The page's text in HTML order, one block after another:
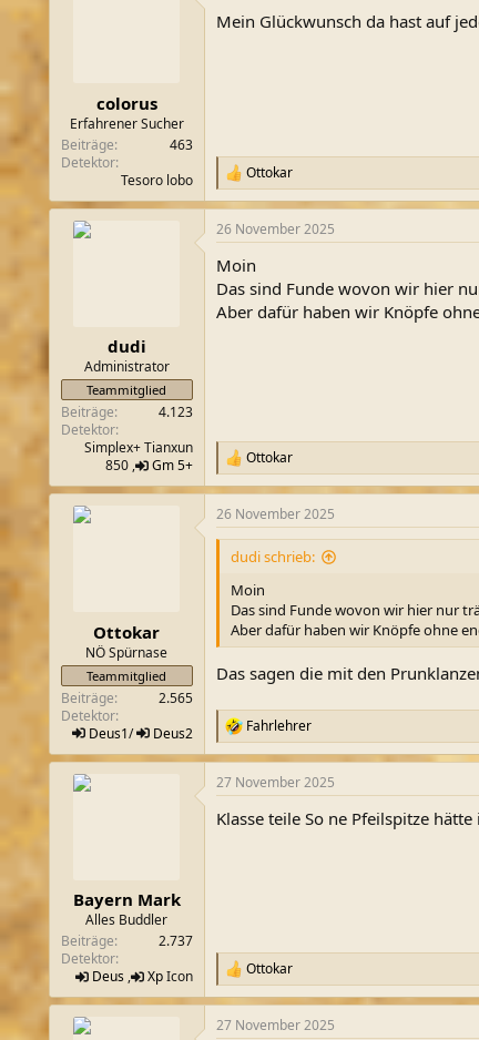
i
colorus
Erfahrener Sucher
Beiträge
463
Detektor
Tesoro lobo
Mein Glückwunsch da hast auf
R
e
a
k
i
o
n
e
Ottokar
dudi
Administrator
Teammitglied
Beiträge
4.123
Detektor
Simplex+ Tianxun
850 ,
Gm 5+
26 November 2025
Moin
Das sind Funde wovon wir hier
Aber dafür haben wir Knöpfe
R
e
a
k
t
Ottokar
Ottokar
NÖ Spürnase
Teammitglied
Beiträge
2.565
Detektor
Deus1/ Deus2
26 November 2025
dudi schrieb:
Moin
Das sind Funde wovon wir hier nur
Aber dafür haben wir Knöpfe ohne
Das sagen die mit den
R
e
a
k
i
Fahrlehrer
Bayern Mark
Alles Buddler
Beiträge
2.737
Detektor
Deus, XpIcon
27 November 2025
Klasse teile So ne Pfeilspitze
R
e
a
k
Ottokar
27 November 2025